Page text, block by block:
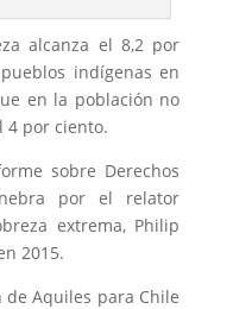
alcanza el 8,2 por
indígenas en
en la población no
4 por ciento.
sobre Derechos
por el relator
extrema, Philip
2015.
de Aquiles para Chile